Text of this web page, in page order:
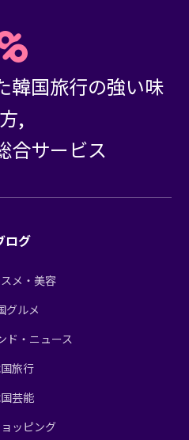
韓国旅行の強い味
方,
合サービス
ログ
メ・美容
グルメ
ド・ニュース
旅行
芸能
ッピング